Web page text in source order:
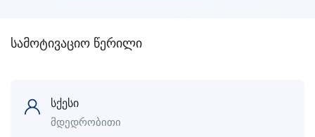
სამოტივაციო წერილი
სქესი
მდედრობითი